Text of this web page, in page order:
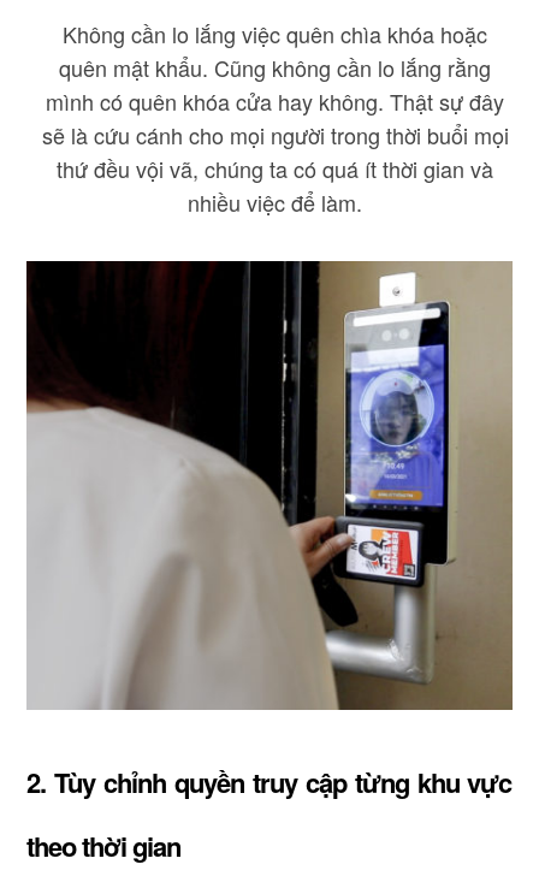
Không cần lo lắng việc quên chìa khóa hoặc
quên mật khẩu. Cũng không cần lo lắng rằng
mình có quên khóa cửa hay không. Thật sự đây
sẽ là cứu cánh cho mọi người trong thời buổi mọi
thứ đều vội vã, chúng ta có quá ít thời gian và
nhiều việc để làm.
2. Tùy chỉnh quyền truy cập từng khu vực
theo thời gian